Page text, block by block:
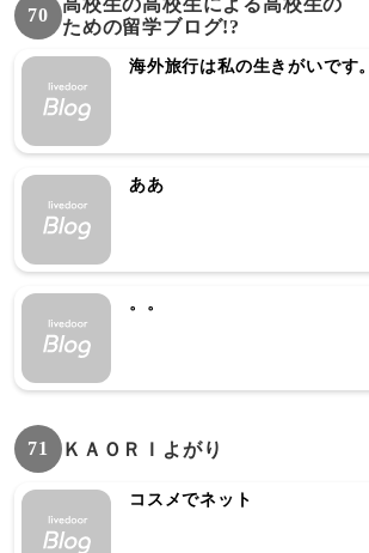
70
高校生の高校生による高校生の
ための留学ブログ!?
海外旅行は私の生きがいです。
ああ
。。
71 ＫＡＯＲＩよがり
コスメでネット